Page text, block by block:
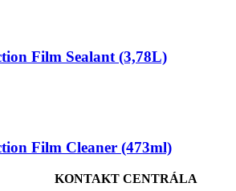
Film Sealant (3,78L)
Film Cleaner (473ml)
KONTAKT CENTRÁLA